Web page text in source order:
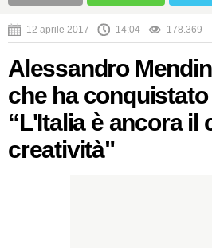
12 aprile 2017 14:04 178.369
Alessandro
che ha
“L'Italia è ancora il
creatività"